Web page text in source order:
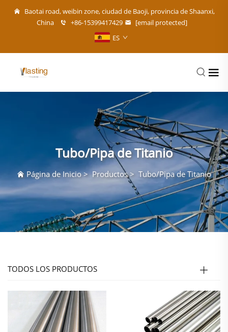
Baotai road, weibin zone, ciudad de Baoji, provincia de Shaanxi,
China
+86-15399417429
[email protected]
ES
Tubo/Pipa de Titanio
Página de Inicio>Productos> Tubo/Pipa de Titanio
TODOS LOS PRODUCTOS